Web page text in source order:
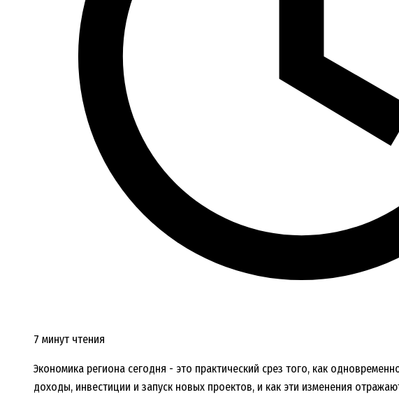
7 минут чтения
Экономика региона сегодня - это практический срез того, как
доходы, инвестиции и запуск новых проектов, и как эти изменения